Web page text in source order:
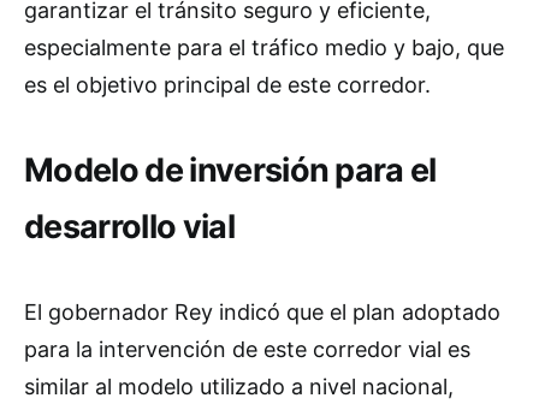
garantizar el tránsito seguro y eficiente,
especialmente para el tráfico medio y bajo, que
es el objetivo principal de este corredor.
Modelo de inversión para el
desarrollo vial
El gobernador Rey indicó que el plan adoptado
para la intervención de este corredor vial es
similar al modelo utilizado a nivel nacional,